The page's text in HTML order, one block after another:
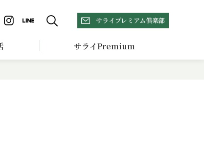
サライプレミアム倶楽部
サライPremium